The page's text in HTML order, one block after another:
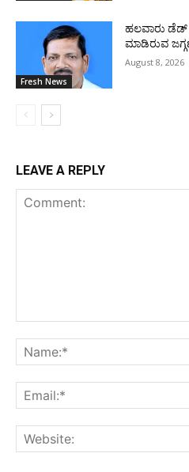
Fresh News
ಹಲವಾರು ಡೆಡ್
ಮಾಡಿರುವ
August 8, 2026
LEAVE A REPLY